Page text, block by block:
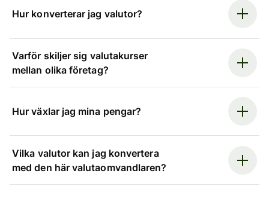
Hur konverterar jag valutor?
Varför skiljer sig valutakurser
mellan olika företag?
Hur växlar jag mina pengar?
Vilka valutor kan jag konvertera
med den här valutaomvandlaren?